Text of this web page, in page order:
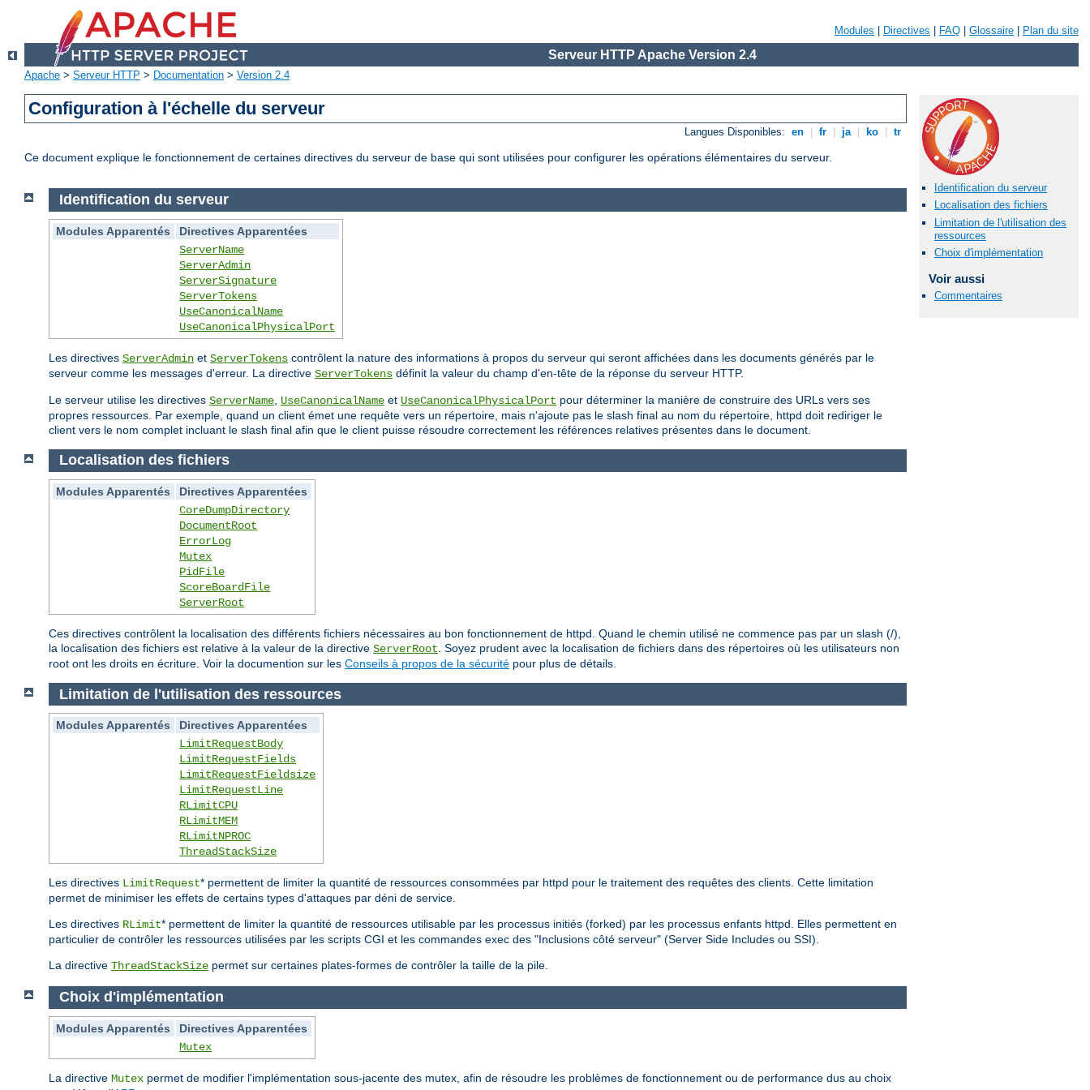
Modules Directives FAQ Glossaire Plan du site
Serveur HTTP Apache Version 2.4
Apache > Serveur HTTP > Documentation > Version 2.4
Configuration à l'échelle du serveur
Langues Disponibles: en fr ja ko tr
Ce document explique le fonctionnement de certaines directives du serveur de base qui sont utilisées pour configurer les opérations élémentaires du serveur.
Identification du serveur
Localisation des fichiers
Limitation de l'utilisation des
ressources
Choix d'implémentation
Voir aussi
Commentaires
Identification du serveur
Modules Apparentés
Directives Apparentées
ServerName
ServerAdmin
ServerSignature
ServerTokens
UseCanonicalName
UseCanonicalPhysicalPort
Les directives ServerAdmin et ServerTokens contrôlent la nature des informations à propos du serveur qui seront affichées dans les documents générés par le
serveur comme les messages d'erreur. La directive ServerTokens définit la valeur du champ d'en-tête de la réponse du serveur HTTP.
Le serveur utilise les directives ServerName UseCanonicalName et UseCanonicalPhysicalPort pour déterminer la manière de construire des URLs vers ses
propres ressources. Par exemple, quand un client émet une requête vers un répertoire, mais n'ajoute pas le slash final au nom du répertoire, httpd doit rediriger le
client vers le nom complet incluant le slash final afin que le client puisse résoudre correctement les références relatives présentes dans le document.
Localisation des fichiers
Modules Apparentés
Directives Apparentées
CoreDumpDirectory
DocumentRoot
ErrorLog
Mutex
PidFile
ScoreBoardFile
ServerRoot
Ces directives contrôlent la localisation des différents fichiers nécessaires au bon fonctionnement de httpd. Quand le chemin utilisé ne commence pas par un slash (/),
la localisation des fichiers est relative à la valeur de la directive ServerRoot . Soyez prudent avec la localisation de fichiers dans des répertoires où les utilisateurs non
root ont les droits en écriture. Voir la documention sur les Conseils à propos de la sécurité pour plus de détails.
Limitation de l'utilisation des ressources
Modules Apparentés
Directives Apparentées
LimitRequestBody
LimitRequestFields
LimitRequestFieldsize
LimitRequestLine
RLimitCPU
RLimitMEM
RLimitNPROC
ThreadStackSize
Les directives LimitRequest* permettent de limiter la quantité de ressources consommées par httpd pour le traitement des requêtes des clients. Cette limitation
permet de minimiser les effets de certains types d'attaques par déni de service.
Les directives RLimit* permettent de limiter la quantité de ressources utilisable par les processus initiés (forked) par les processus enfants httpd. Elles permettent en
particulier de contrôler les ressources utilisées par les scripts CGI et les commandes exec des "Inclusions côté serveur" (Server Side Includes ou SSI).
La directive ThreadStackSize permet sur certaines plates-formes de contrôler la taille de la pile.
Choix d'implémentation
Modules Apparentés
Directives Apparentées
Mutex
La directive Mutex permet de modifier l'implémentation sous-jacente des mutex, afin de résoudre les problèmes de fonctionnement ou de performance dus au choix